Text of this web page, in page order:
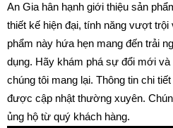
An Gia hân hạnh giới thiệu sản
thiết kế hiện đại, tính năng vượt
phẩm này hứa hẹn mang đến trải
dụng. Hãy khám phá sự đổi mới
chúng tôi mang lại. Thông tin chi
được cập nhật thường xuyên.
ủng hộ từ quý khách hàng.